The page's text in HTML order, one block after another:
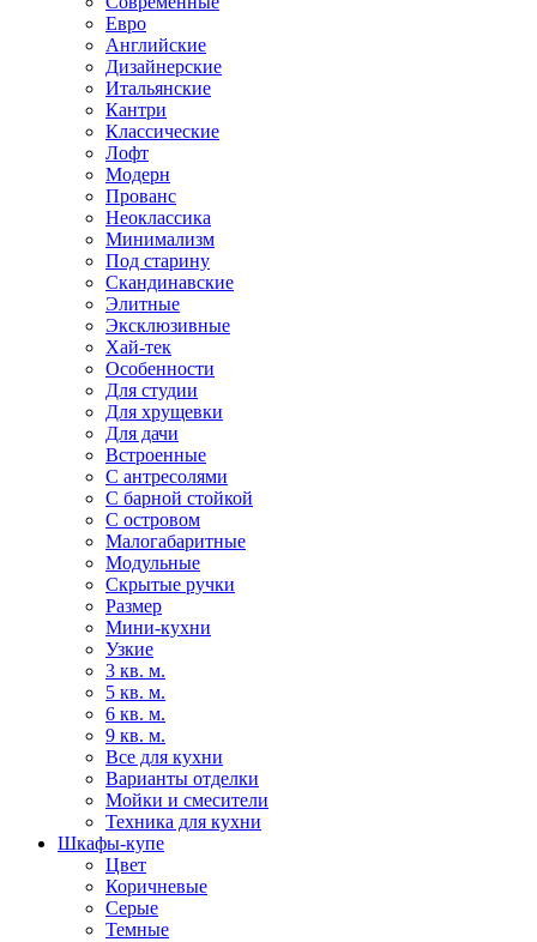
Евро
Английские
Дизайнерские
Итальянские
Кантри
Классические
Лофт
Модерн
Прованс
Неоклассика
Минимализм
Под старину
Скандинавские
Элитные
Эксклюзивные
Хай-тек
Особенности
Для студии
Для хрущевки
Для дачи
Встроенные
С антресолями
С барной стойкой
С островом
Малогабаритные
Модульные
Скрытые ручки
Размер
Мини-кухни
Узкие
3 кв. м.
5 кв. м.
6 кв. м.
9 кв. м.
Все для кухни
Варианты отделки
Мойки и смесители
Техника для кухни
Шкафы-купе
Цвет
Коричневые
Серые
Темные